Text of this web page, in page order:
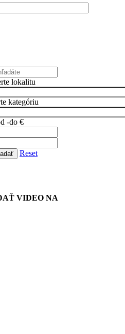
lokalitu
kategóriu
-do €
Reset
VIDEO NA